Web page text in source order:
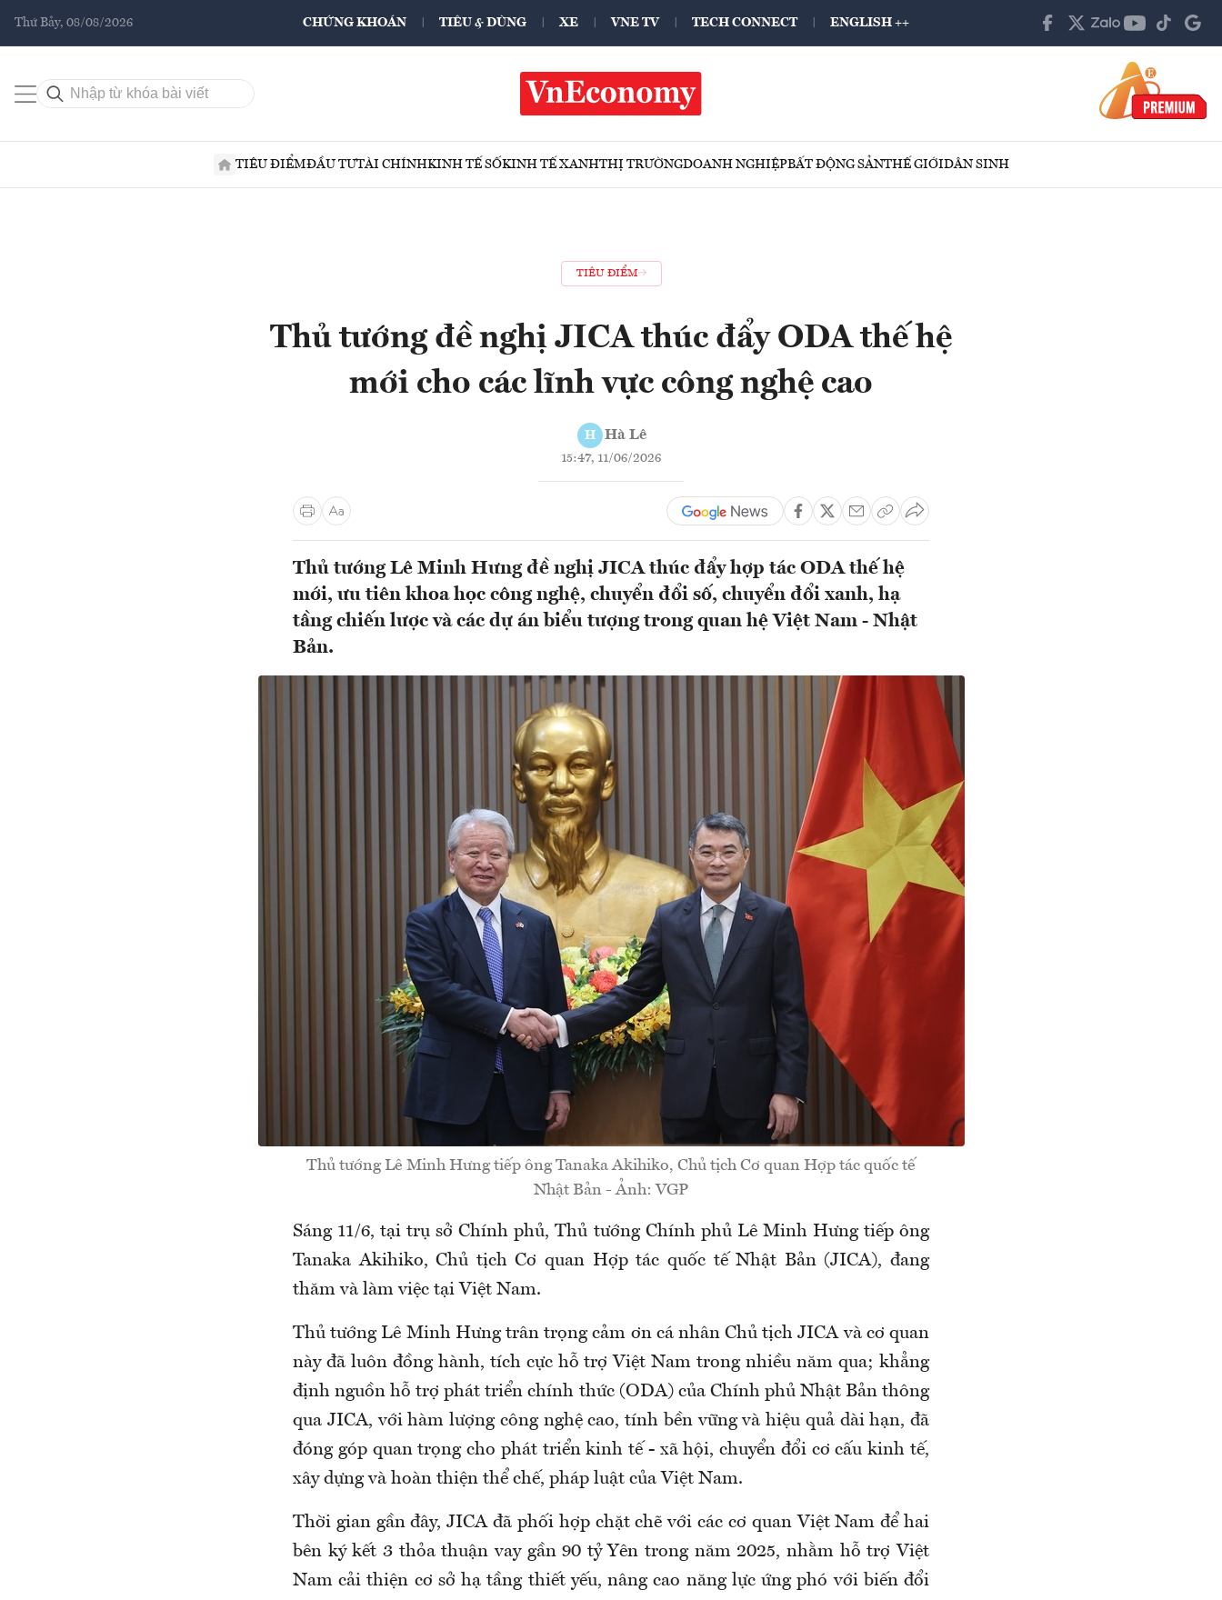
Thứ Bảy, 08/08/2026 CHỨNG KHOÁN TIÊU & DÙNG XE VNE TV TECH CONNECT ENGLISH ++
TIÊU ĐIỂMĐẦU TƯTÀI CHÍNHKINH TẾ SỐKINH TẾ XANHTHỊ TRƯỜNGDOANH NGHIỆPBẤT ĐỘNG SẢNTHẾ GIỚIDÂN SINH
TIÊU ĐIỂM
Thủ tướng đề nghị JICA thúc đẩy ODA thế hệ
mới cho các lĩnh vực công nghệ cao
H Hà Lê
15:47, 11/06/2026
Thủ tướng Lê Minh Hưng đề nghị JICA thúc đẩy hợp tác ODA thế hệ
mới, ưu tiên khoa học công nghệ, chuyển đổi số, chuyển đổi xanh, hạ
tầng chiến lược và các dự án biểu tượng trong quan hệ Việt Nam - Nhật
Bản.
Thủ tướng Lê Minh Hưng tiếp ông Tanaka Akihiko, Chủ tịch Cơ quan Hợp tác quốc tế
Nhật Bản - Ảnh: VGP
Sáng 11/6, tại trụ sở Chính phủ, Thủ tướng Chính phủ Lê Minh Hưng tiếp ông
Tanaka Akihiko, Chủ tịch Cơ quan Hợp tác quốc tế Nhật Bản (JICA), đang
thăm và làm việc tại Việt Nam.
Thủ tướng Lê Minh Hưng trân trọng cảm ơn cá nhân Chủ tịch JICA và cơ quan
này đã luôn đồng hành, tích cực hỗ trợ Việt Nam trong nhiều năm qua; khẳng
định nguồn hỗ trợ phát triển chính thức (ODA) của Chính phủ Nhật Bản thông
qua JICA, với hàm lượng công nghệ cao, tính bền vững và hiệu quả dài hạn, đã
đóng góp quan trọng cho phát triển kinh tế - xã hội, chuyển đổi cơ cấu kinh tế,
xây dựng và hoàn thiện thể chế, pháp luật của Việt Nam.
Thời gian gần đây, JICA đã phối hợp chặt chẽ với các cơ quan Việt Nam để hai
bên ký kết 3 thỏa thuận vay gần 90 tỷ Yên trong năm 2025, nhằm hỗ trợ Việt
Nam cải thiện cơ sở hạ tầng thiết yếu, nâng cao năng lực ứng phó với biến đổi